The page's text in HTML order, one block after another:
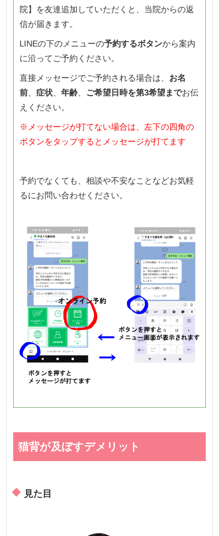
院】を友達追加していただくと、当院からの返
信が届きます。
LINEの下のメニューの予約するボタンから案内
に沿ってご予約ください。
直接メッセージでご予約される場合は、 お名
前、 症状、 年齢、 ご希望日時を第3希望までお伝
えください。
※メッセージが打てない場合は、左下の四角の
ボタンをタップするとメッセージが打てます
予約でなくても、相談や不安なことなどお気軽
るにお問い合わせください。
猫背が及ぼすデメリット
見た目